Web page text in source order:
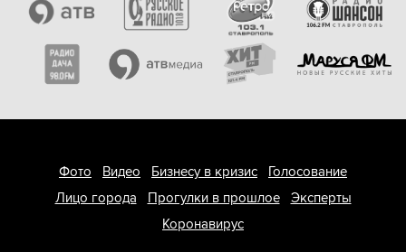
Фото Видео Бизнесу в кризис
Голосование
Лицо города
Прогулки в прошлое
Эксперты
Коронавирус